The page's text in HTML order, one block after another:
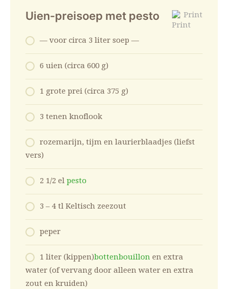
Print
Uien-preisoep met pesto
— voor circa 3 liter soep —
6 uien (circa 600 g)
1 grote prei (circa 375 g)
3 tenen knoflook
rozemarijn, tijm en laurierblaadjes (liefst
vers)
2 1/2 el pesto
3 – 4 tl Keltisch zeezout
peper
1 liter (kippen)bottenbouillon en extra
water (of vervang door alleen water en extra
zout en kruiden)